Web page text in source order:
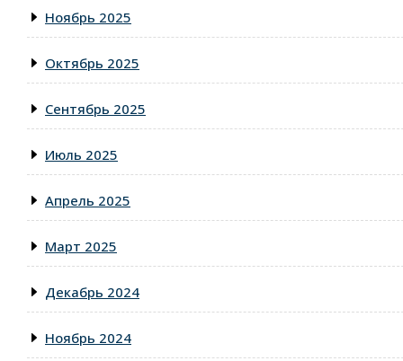
Ноябрь 2025
Октябрь 2025
Сентябрь 2025
Июль 2025
Апрель 2025
Март 2025
Декабрь 2024
Ноябрь 2024